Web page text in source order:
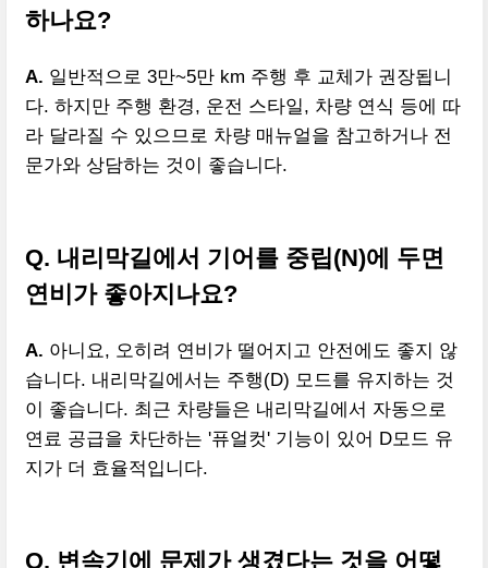
하나요?
A. 일반적으로 3만~5만 km 주행 후 교체가 권장됩니
다. 하지만 주행 환경, 운전 스타일, 차량 연식 등에 따
라 달라질 수 있으므로 차량 매뉴얼을 참고하거나 전
문가와 상담하는 것이 좋습니다.
Q. 내리막길에서 기어를 중립(N)에 두면
연비가 좋아지나요?
A. 아니요, 오히려 연비가 떨어지고 안전에도 좋지 않
습니다. 내리막길에서는 주행(D) 모드를 유지하는 것
이 좋습니다. 최근 차량들은 내리막길에서 자동으로
연료 공급을 차단하는 '퓨얼컷' 기능이 있어 D모드 유
지가 더 효율적입니다.
Q. 변속기에 문제가 생겼다는 것을 어떻